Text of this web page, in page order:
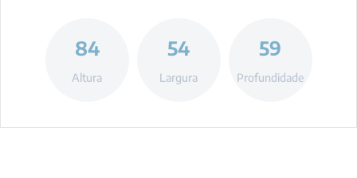
84
Altura
54
Largura
59
Profundidade